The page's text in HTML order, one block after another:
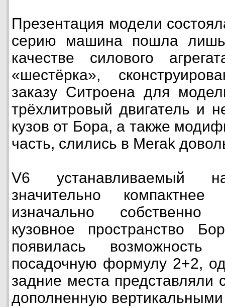
Презентация модели
серию машина пошла
качестве силового
«шестёрка»,
заказу Ситроена для
трёхлитровый двигатель и
кузов от Бора, а также
часть, слились в Merak
V6 устанавливаемый
значительно
изначально собственно
кузовное пространство
появилась возможность
посадочную формулу 2+2,
задние места представляли
дополненную